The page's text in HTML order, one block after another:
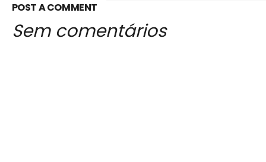
POST A COMMENT
Sem comentários